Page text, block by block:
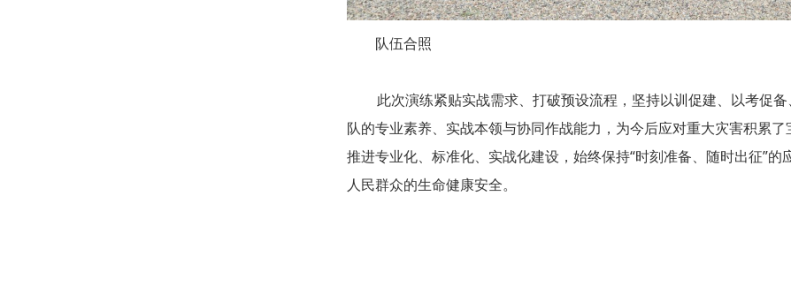
队伍合照
此次演练紧贴实战需求、打破预设流程，坚持以训促建、以考促
队的专业素养、实战本领与协同作战能力，为今后应对重大灾害积累
推进专业化、标准化、实战化建设，始终保持“时刻准备、随时出征”
人民群众的生命健康安全。